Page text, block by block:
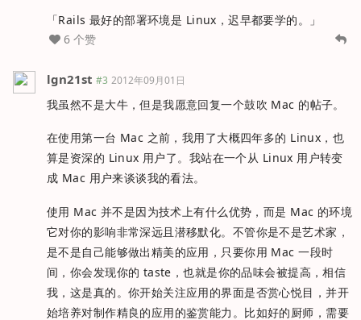
「Rails 最好的部署环境是 Linux，迟早都要学的。」
6 个赞
lgn21st #3 2012年09月01日
我虽然不是大牛，但是我愿意回复一个鼓吹 Mac 的帖子。
在使用第一台 Mac 之前，我用了大概四年多的 Linux，也
算是资深的 Linux 用户了。我站在一个从 Linux 用户转变
成 Mac 用户来谈谈我的看法。
使用 Mac 并不是因为技术上有什么优势，而是 Mac 的环境
它对你的影响非常深远且潜移默化。不管你是不是艺术家，
是不是自己能够做出精美的应用，只要你用 Mac 一段时
间，你会发现你的 taste，也就是你的品味会被提高，相信
我，这是真的。你开始关注应用的界面是否赏心悦目，并开
始培养对制作精良的应用的鉴赏能力。比如好的厨师，需要